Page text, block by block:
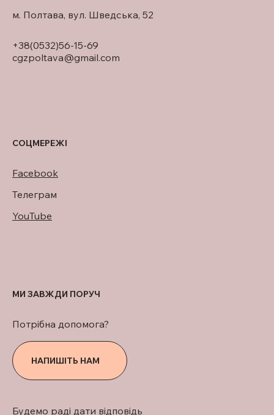
+38(0532)56-15-69
cgzpoltava@gmail.com
м. Полтава, вул. Шведська, 52
СОЦМЕРЕЖІ
Facebook
Телеграм
YouTube
Будемо раді дати відповідь
НАПИШІТЬ НАМ
Потрібна допомога?
МИ ЗАВЖДИ ПОРУЧ